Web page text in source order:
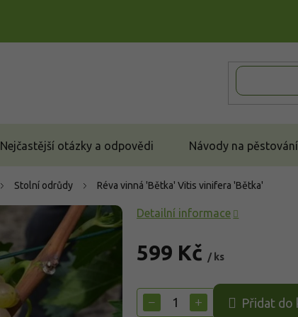
Nejčastější otázky a odpovědi Návody na
Stolní odrůdy Réva vinná 'Bětka' Vitis vinifera 'Bětka'
599 Kč / ks
cena:
+
− Přidat do
Detailní informace